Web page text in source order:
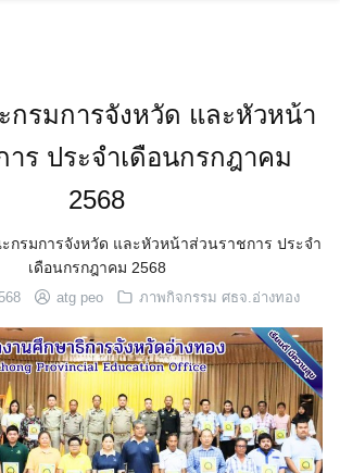
รมการจังหวัด และหัวหน้า
าร ประจำเดือนกรกฎาคม
2568
กรมการจังหวัด และหัวหน้าส่วนราชการ ประจำ
เดือนกรกฎาคม 2568
atg peo ภาพกิจกรรม ศธจ.อ่างทอง